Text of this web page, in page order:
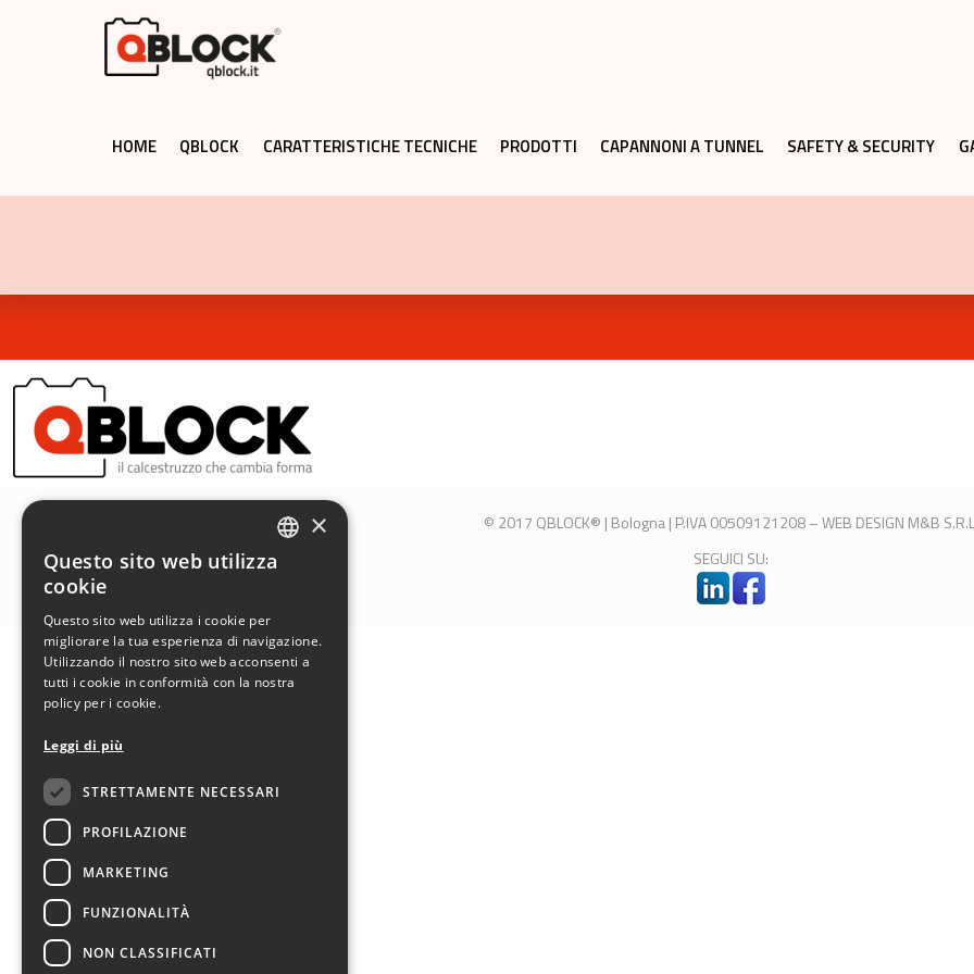
HOME QBLOCK CARATTERISTICHE TECNICHE PRODOTTI CAPANNONI A TUNNEL SAFETY & SECURITY
© 2017 QBLOCK® | Bologna | P.IVA 00509121208 –WEB DESIGN M&B
SEGUICI SU:
×
Questo sito web utilizza
cookie
Questo sito web utilizza i cookie per
migliorare la tua esperienza di navigazione.
Utilizzando il nostro sito web acconsenti a
tutti i cookie in conformità con la nostra
policy per i cookie.
Leggi di più
STRETTAMENTE NECESSARI
PROFILAZIONE
MARKETING
FUNZIONALITÀ
NON CLASSIFICATI